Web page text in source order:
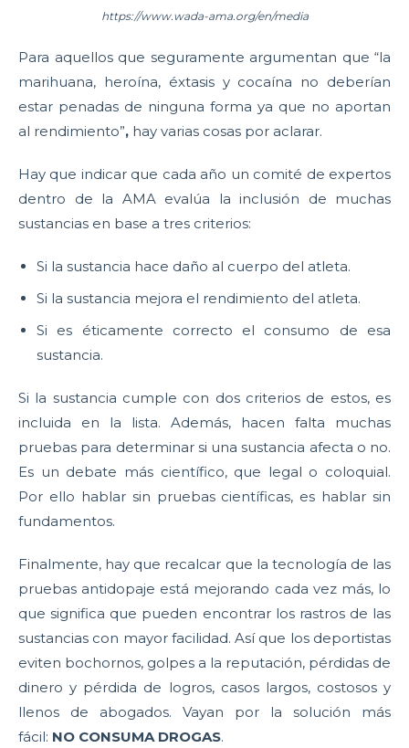
https://www.wada-ama.org/en/media
Para aquellos que seguramente argumentan que “la
marihuana, heroína, éxtasis y cocaína no deberían
estar penadas de ninguna forma ya que no aportan
al rendimiento”, hay varias cosas por aclarar.
Hay que indicar que cada año un comité de expertos
dentro de la AMA evalúa la inclusión de muchas
sustancias en base a tres criterios:
Si la sustancia hace daño al cuerpo del atleta.
Si la sustancia mejora el rendimiento del atleta.
Si es éticamente correcto el consumo de esa
sustancia.
Si la sustancia cumple con dos criterios de estos, es
incluida en la lista. Además, hacen falta muchas
pruebas para determinar si una sustancia afecta o no.
Es un debate más científico, que legal o coloquial.
Por ello hablar sin pruebas científicas, es hablar sin
fundamentos.
Finalmente, hay que recalcar que la tecnología de las
pruebas antidopaje está mejorando cada vez más, lo
que significa que pueden encontrar los rastros de las
sustancias con mayor facilidad. Así que los deportistas
eviten bochornos, golpes a la reputación, pérdidas de
dinero y pérdida de logros, casos largos, costosos y
llenos de abogados. Vayan por la solución más
fácil: NO CONSUMA DROGAS.